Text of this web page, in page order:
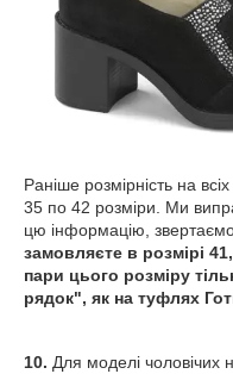
Раніше розмірність на
35 по 42 розміри. Ми
цю інформацію,
замовляєте в розмірі
пари цього розміру
рядок", як на туфлях
10. Для моделі чоловічих